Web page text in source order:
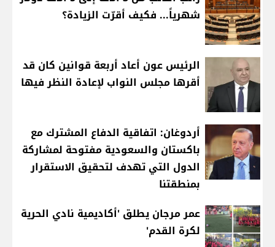
شهرياً... فكيف أقرّت الزيادة؟
الرئيس عون أعاد أربعة قوانين كان قد
أقرها مجلس النواب لإعادة النظر فيها
أردوغان: اتفاقية الدفاع المشترك مع
باكستان والسعودية مفتوحة لمشاركة
الدول التي تهدف لتحقيق الاستقرار
بمنطقتنا
عمر مرجان يطلق 'أكاديمية نادي الحرية
لكرة القدم'